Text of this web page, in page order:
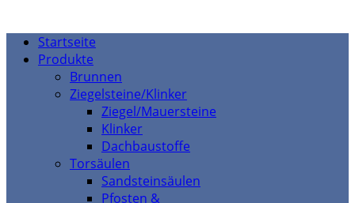
Startseite
Produkte
Brunnen
Ziegelsteine/Klinker
Ziegel/Mauersteine
Klinker
Dachbaustoffe
Torsäulen
Sandsteinsäulen
Pfosten &